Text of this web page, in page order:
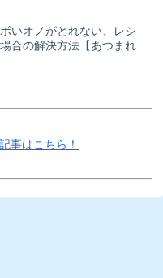
ボいオノがとれない、レシ
合の解決方法【あつまれ
事はこちら！